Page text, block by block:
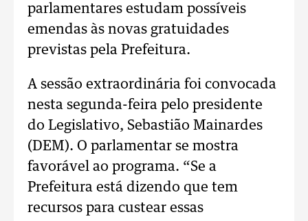
parlamentares estudam possíveis
emendas às novas gratuidades
previstas pela Prefeitura.
A sessão extraordinária foi convocada
nesta segunda-feira pelo presidente
do Legislativo, Sebastião Mainardes
(DEM). O parlamentar se mostra
favorável ao programa. “Se a
Prefeitura está dizendo que tem
recursos para custear essas